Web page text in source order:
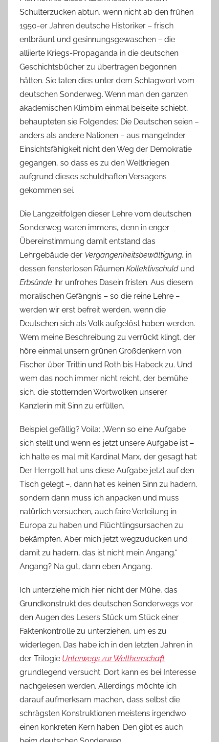
Schulterzucken abtun, wenn nicht ab den frühen
1950-er Jahren deutsche Historiker – frisch
entbräunt und gesinnungsgewaschen – die
alliierte Kriegs-Propaganda in die deutschen
Geschichtsbücher zu übertragen begonnen
hätten. Sie taten dies unter dem Schlagwort vom
deutschen Sonderweg. Wenn man den ganzen
akademischen Klimbim einmal beiseite schiebt,
behaupteten sie Folgendes: Die Deutschen seien –
anders als andere Nationen – aus mangelnder
Einsichtsfähigkeit nicht den Weg der Demokratie
gegangen, so dass es zu den Weltkriegen
aufgrund dieses schuldhaften Versagens
gekommen sei.
Die Langzeitfolgen dieser Lehre vom deutschen
Sonderweg waren immens, denn in enger
Übereinstimmung damit entstand das
Lehrgebäude der Vergangenheitsbewältigung, in
dessen fensterlosen Räumen Kollektivschuld und
Erbsünde ihr unfrohes Dasein fristen. Aus diesem
moralischen Gefängnis – so die reine Lehre –
werden wir erst befreit werden, wenn die
Deutschen sich als Volk aufgelöst haben werden.
Wem meine Beschreibung zu verrückt klingt, der
höre einmal unsern grünen Großdenkern von
Fischer über Trittin und Roth bis Habeck zu. Und
wem das noch immer nicht reicht, der bemühe
sich, die stotternden Wortwolken unserer
Kanzlerin mit Sinn zu erfüllen.
Beispiel gefällig? Voila: „Wenn so eine Aufgabe
sich stellt und wenn es jetzt unsere Aufgabe ist –
ich halte es mal mit Kardinal Marx, der gesagt hat:
Der Herrgott hat uns diese Aufgabe jetzt auf den
Tisch gelegt –, dann hat es keinen Sinn zu hadern,
sondern dann muss ich anpacken und muss
natürlich versuchen, auch faire Verteilung in
Europa zu haben und Flüchtlingsursachen zu
bekämpfen. Aber mich jetzt wegzuducken und
damit zu hadern, das ist nicht mein Angang.“
Angang? Na gut, dann eben Angang.
Ich unterziehe mich hier nicht der Mühe, das
Grundkonstrukt des deutschen Sonderwegs vor
den Augen des Lesers Stück um Stück einer
Faktenkontrolle zu unterziehen, um es zu
widerlegen. Das habe ich in den letzten Jahren in
der Trilogie Unterwegs zur Weltherrschaft
grundlegend versucht. Dort kann es bei Interesse
nachgelesen werden. Allerdings möchte ich
darauf aufmerksam machen, dass selbst die
schrägsten Konstruktionen meistens irgendwo
einen konkreten Kern haben. Den gibt es auch